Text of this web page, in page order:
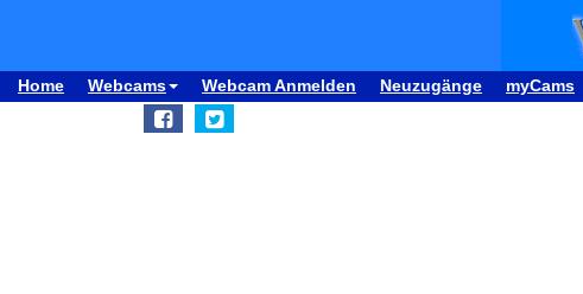
Home Webcams Webcam Anmelden Neuzugänge myCams